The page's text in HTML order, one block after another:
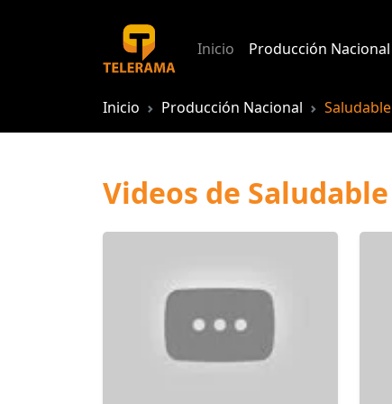
Inicio Producción Nacional
Inicio Producción Nacional Saludable
Videos de Saludable